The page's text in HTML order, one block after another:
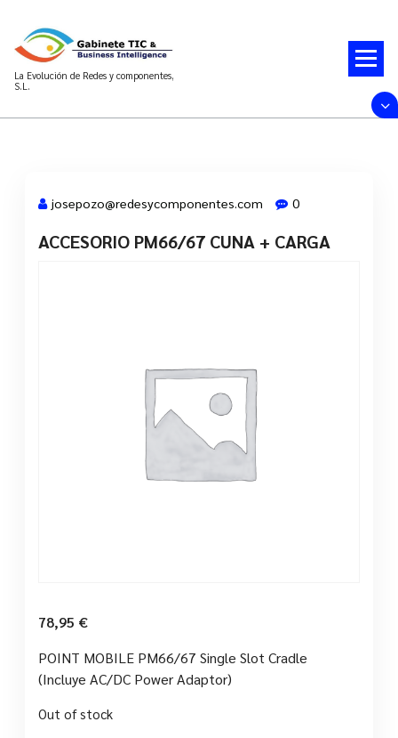
contenido
La Evolución de Redes y componentes,
S.L.
28 Mar, 2022
josepozo@redesycomponentes.com 0
ACCESORIO PM66/67 CUNA + CARGA
78,95 €
POINT MOBILE PM66/67 Single Slot Cradle
(Incluye AC/DC Power Adaptor)
Out of stock